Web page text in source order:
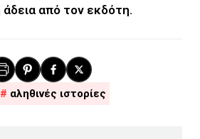
από τον εκδότη.
αληθινές ιστορίες